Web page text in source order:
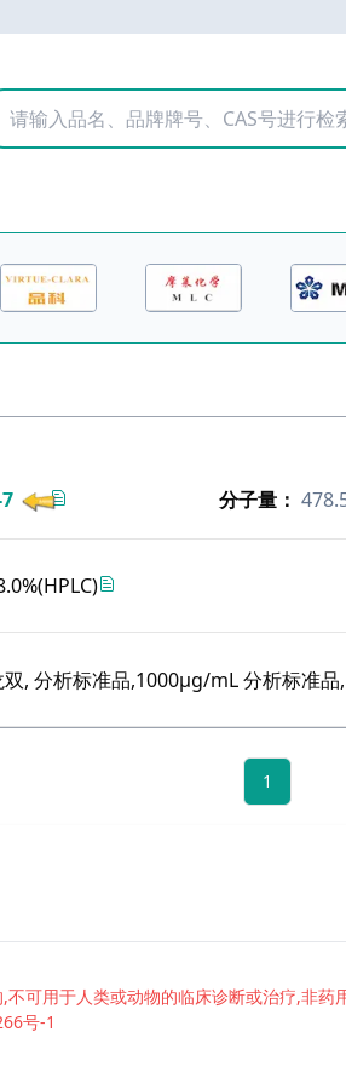
分子量：
, 分析标准品,1000μg/mL 分析标准
1
可用于人类或动物的临床诊断或治疗,非药
号-1